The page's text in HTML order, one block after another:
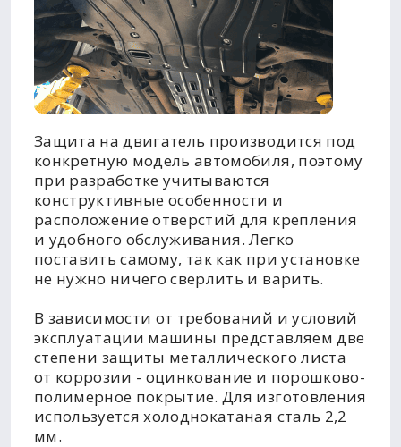
Защита на двигатель производится под
конкретную модель автомобиля, поэтому
при разработке учитываются
конструктивные особенности и
расположение отверстий для крепления
и удобного обслуживания. Легко
поставить самому, так как при установке
не нужно ничего сверлить и варить.
В зависимости от требований и условий
эксплуатации машины представляем две
степени защиты металлического листа
от коррозии - оцинкование и порошково-
полимерное покрытие. Для изготовления
используется холоднокатаная сталь 2,2
мм.